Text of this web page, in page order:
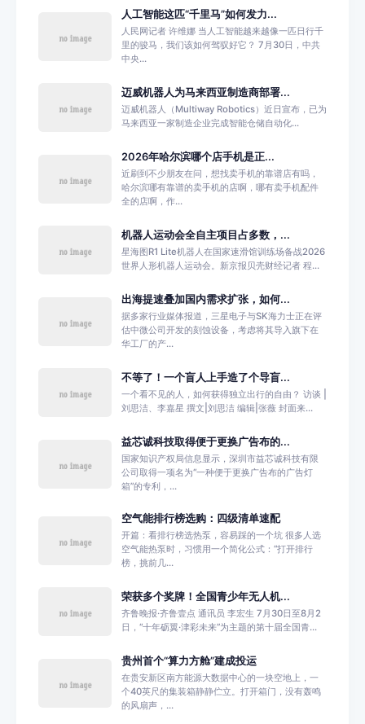
人工智能这匹“千里马”如何发力...
人民网记者 许维娜 当人工智能越来越像一匹日行千
里的骏马，我们该如何驾驭好它？ 7月30日，中共
中央...
迈威机器人为马来西亚制造商部署...
迈威机器人（Multiway Robotics）近日宣布，已为
马来西亚一家制造企业完成智能仓储自动化...
2026年哈尔滨哪个店手机是正...
近刷到不少朋友在问，想找卖手机的靠谱店有吗，
哈尔滨哪有靠谱的卖手机的店啊，哪有卖手机配件
全的店啊，作...
机器人运动会全自主项目占多数，...
星海图R1 Lite机器人在国家速滑馆训练场备战2026
世界人形机器人运动会。新京报贝壳财经记者 程...
出海提速叠加国内需求扩张，如何...
据多家行业媒体报道，三星电子与SK海力士正在评
估中微公司开发的刻蚀设备，考虑将其导入旗下在
华工厂的产...
不等了！一个盲人上手造了个导盲...
一个看不见的人，如何获得独立出行的自由？ 访谈 |
刘思洁、李嘉星 撰文|刘思洁 编辑|张薇 封面来...
益芯诚科技取得便于更换广告布的...
国家知识产权局信息显示，深圳市益芯诚科技有限
公司取得一项名为“一种便于更换广告布的广告灯
箱”的专利，...
空气能排行榜选购：四级清单速配
开篇：看排行榜选热泵，容易踩的一个坑 很多人选
空气能热泵时，习惯用一个简化公式：“打开排行
榜，挑前几...
荣获多个奖牌！全国青少年无人机...
齐鲁晚报·齐鲁壹点 通讯员 李宏生 7月30日至8月2
日，“十年砺翼·津彩未来”为主题的第十届全国青...
贵州首个“算力方舱”建成投运
在贵安新区南方能源大数据中心的一块空地上，一
个40英尺的集装箱静静伫立。打开箱门，没有轰鸣
的风扇声，...